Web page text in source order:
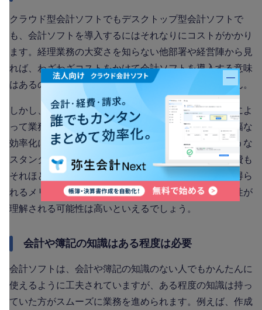
バナー
クラウド型会計ソフトでもデスクトップ型会計ソフトで
も、会計ソフトを導入するにはそれなりにコストがかかり
ます。経理業務の大変さを知らない他部署や経営陣から見
れば、わざわざコストをかけて会計ソフトを導入する意味
はあるのかと疑念を持たれることがあるかもしれません。
しかし、前述したように、会計ソフトを導入することによ
って業務の手間や時間、ミスのリスクが削減され、大幅な
効率化につながります。また、中小企業で使用するような
スタンダードな会計ソフトであれば、導入費用や維持費も
それほど高額にはなりません。かかるコストに対して得ら
れるメリットを丁寧に説明すれば、会計ソフトの必要性が
理解される可能性は高いといえるでしょう。
会計や簿記の知識はある程度は必要
会計ソフトは、会計や簿記の知識のない人でもかんたんに
使えるように工夫されていますが、ある程度の知識は持っ
ていた方がスムーズに業務を進められます。例えば、作成